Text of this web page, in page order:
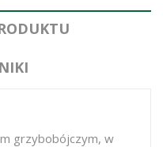
grzybobójczym, w